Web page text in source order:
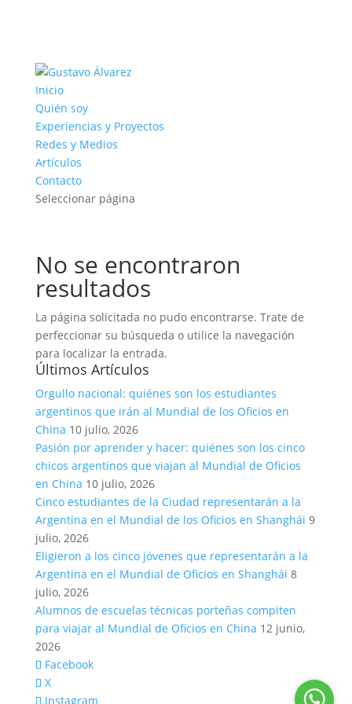
Inicio
Quién soy
Experiencias y Proyectos
Redes y Medios
Artículos
Contacto
Seleccionar página
No se encontraron
resultados
La página solicitada no pudo encontrarse. Trate de
perfeccionar su búsqueda o utilice la navegación
para localizar la entrada.
Últimos Artículos
Orgullo nacional: quiénes son los estudiantes
argentinos que irán al Mundial de los Oficios en
China 10 julio, 2026
Pasión por aprender y hacer: quiénes son los cinco
chicos argentinos que viajan al Mundial de Oficios
en China 10 julio, 2026
Cinco estudiantes de la Ciudad representarán a la
Argentina en el Mundial de los Oficios en Shanghái 9
julio, 2026
Eligieron a los cinco jóvenes que representarán a la
Argentina en el Mundial de Oficios en Shanghái 8
julio, 2026
Alumnos de escuelas técnicas porteñas compiten
para viajar al Mundial de Oficios en China 12 junio,
2026
Facebook
X
Instagram